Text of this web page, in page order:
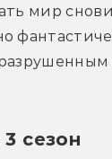
мир
сезон